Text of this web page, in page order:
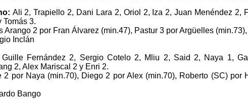
Ali 2, Trapiello 2, Dani Lara 2, Oriol 2, Iza 2, Juan Menéndez 2,
Tomás 3.
Arango 2 por Fran Álvarez (min.47), Pastur 3 por Argüelles
Inclán
Guille Fernández 2, Sergio Cotelo 2, Mliu 2, Said 2, Naya 1,
2, Alex Mariscal 2 y Enri 2.
2 por Naya (min.70), Diego 2 por Alex (min.70), Roberto (SC) por
Bango